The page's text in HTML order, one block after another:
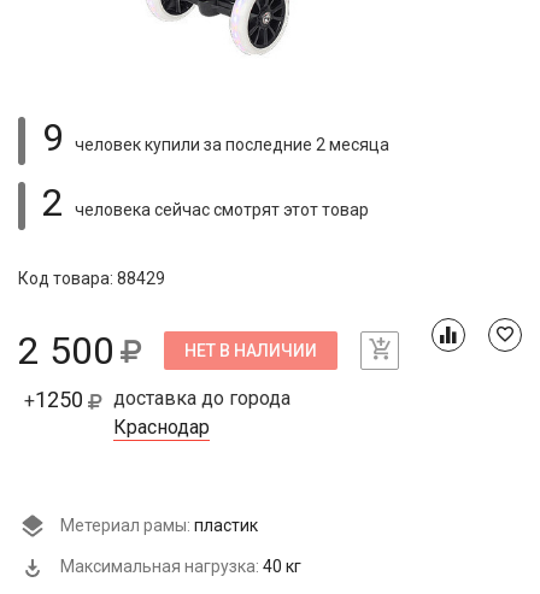
9 человек купили за последние 2 месяца
2 человека сейчас смотрятэтот товар
Код товара: 88429
2 500 НЕТ В НАЛИЧИИ
+1250
доставка до города
Краснодар
Метериал рамы: пластик
Максимальная нагрузка: 40 кг